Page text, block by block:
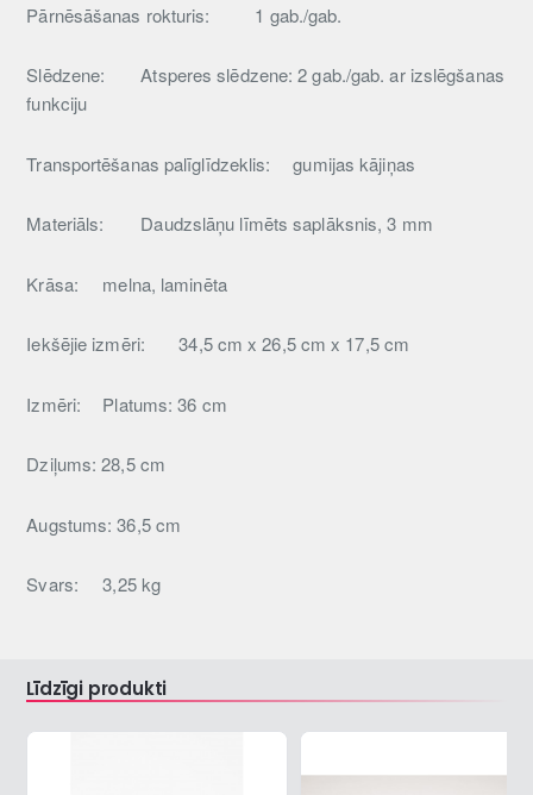
Pārnēsāšanas rokturis: 1 gab./gab.
Slēdzene:
Atsperes slēdzene: 2 gab./gab. ar izslēgšanas
funkciju
Transportēšanas palīglīdzeklis: gumijas kājiņas
Materiāls: Daudzslāņu līmēts saplāksnis, 3 mm
Krāsa: melna, laminēta
Iekšējie izmēri: 34,5 cm x 26,5 cm x 17,5 cm
Izmēri: Platums: 36 cm
Dziļums: 28,5 cm
Augstums: 36,5 cm
Svars: 3,25 kg
Līdzīgi produkti